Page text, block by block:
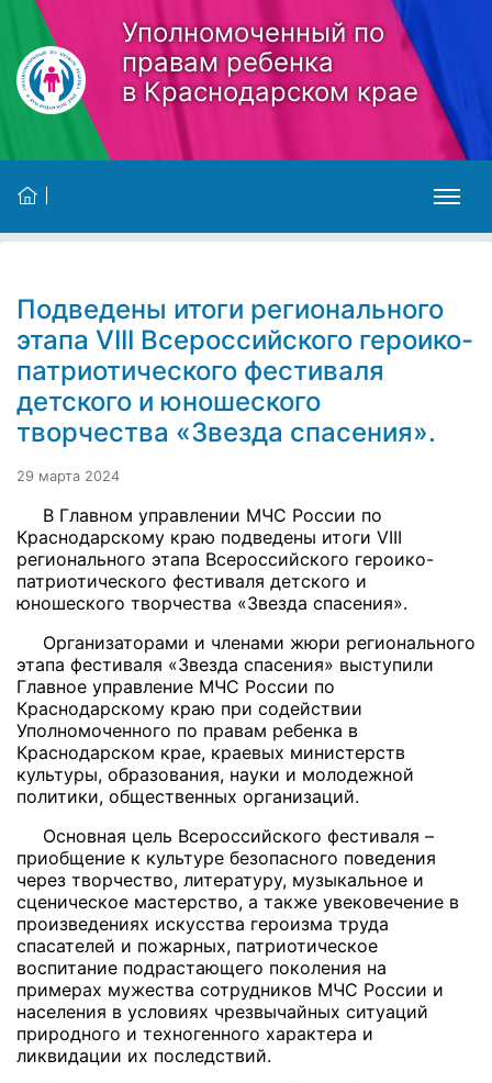
Skip to main content
Уполномоченный по
правам ребенка
в Краснодарском крае
Подведены итоги регионального
этапа VIII Всероссийского героико-
патриотического фестиваля
детского и юношеского
творчества «Звезда спасения».
29 марта 2024
В Главном управлении МЧС России по
Краснодарскому краю подведены итоги VIII
регионального этапа Всероссийского героико-
патриотического фестиваля детского и
юношеского творчества «Звезда спасения».
Организаторами и членами жюри регионального
этапа фестиваля «Звезда спасения» выступили
Главное управление МЧС России по
Краснодарскому краю при содействии
Уполномоченного по правам ребенка в
Краснодарском крае, краевых министерств
культуры, образования, науки и молодежной
политики, общественных организаций.
Основная цель Всероссийского фестиваля –
приобщение к культуре безопасного поведения
через творчество, литературу, музыкальное и
сценическое мастерство, а также увековечение в
произведениях искусства героизма труда
спасателей и пожарных, патриотическое
воспитание подрастающего поколения на
примерах мужества сотрудников МЧС России и
населения в условиях чрезвычайных ситуаций
природного и техногенного характера и
ликвидации их последствий.